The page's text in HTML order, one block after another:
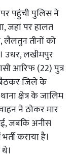
पहुंची पुलिस ने
जहां पर हालत
लैलतुन तीनों को
उधर, लखीमपुर
आरिफ (22) पुत्र
बैठकर जिले के
क्षेत्र के जालिम
ने ठोकर मार
जबकि अनीस
कराया है।